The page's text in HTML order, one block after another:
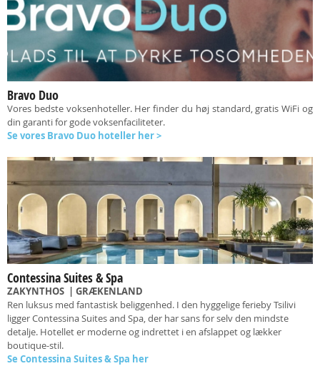
Bravo Duo
Vores bedste voksenhoteller. Her finder du høj standard, gratis WiFi og
din garanti for gode voksenfaciliteter.
Se vores Bravo Duo hoteller her >
Contessina Suites & Spa
ZAKYNTHOS | GRÆKENLAND
Ren luksus med fantastisk beliggenhed. I den hyggelige ferieby Tsilivi
ligger Contessina Suites and Spa, der har sans for selv den mindste
detalje. Hotellet er moderne og indrettet i en afslappet og lækker
boutique-stil.
Se Contessina Suites & Spa her